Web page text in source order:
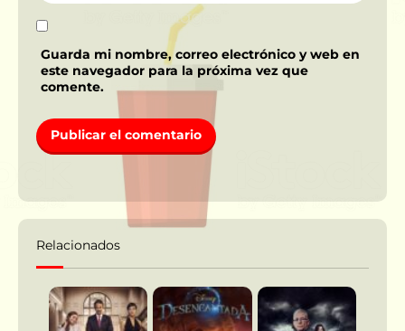
Guarda mi nombre, correo electrónico y web en
este navegador para la próxima vez que
comente.
Relacionados